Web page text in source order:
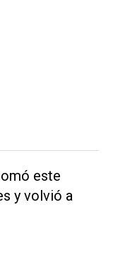
este
y volvió a